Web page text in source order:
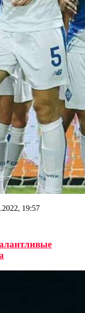
19:57